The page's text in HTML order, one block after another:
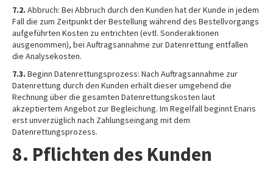
7.2. Abbruch: Bei Abbruch durch den Kunden hat der Kunde in jedem
Fall die zum Zeitpunkt der Bestellung während des Bestellvorgangs
aufgeführten Kosten zu entrichten (evtl. Sonderaktionen
ausgenommen), bei Auftragsannahme zur Datenrettung entfallen
die Analysekosten.
7.3. Beginn Datenrettungsprozess: Nach Auftragsannahme zur
Datenrettung durch den Kunden erhält dieser umgehend die
Rechnung über die gesamten Datenrettungskosten laut
akzeptiertem Angebot zur Begleichung. Im Regelfall beginnt Enaris
erst unverzüglich nach Zahlungseingang mit dem
Datenrettungsprozess.
8. Pflichten des Kunden